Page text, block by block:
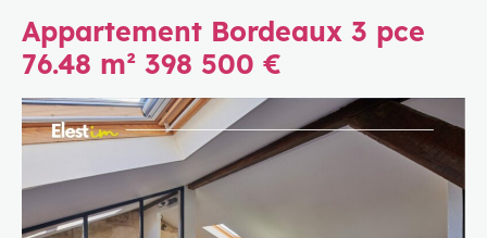
Appartement Bordeaux 3 pce
76.48 m² 398 500 €